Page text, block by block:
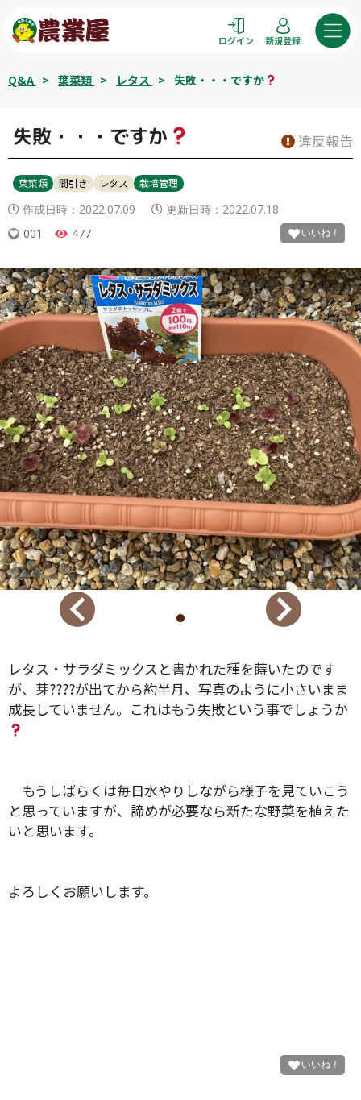
ン
ツ
ログイン 新規登録
Q&A > 葉菜類 > レタス > 失敗・・・ですか
失敗・・・ですか 違反報告
葉菜類 間引き レタス 栽培管理
作成日時： 2022.07.09 更新日時： 2022.07.18
001
477
レタス・サラダミックスと書かれた種を蒔いたのです
が、芽????が出てから約半月、写真のように小さいまま
成長していません。これはもう失敗という事でしょうか
もうしばらくは毎日水やりしながら様子を見ていこう
と思っていますが、諦めが必要なら新たな野菜を植えた
いと思います。
よろしくお願いします。